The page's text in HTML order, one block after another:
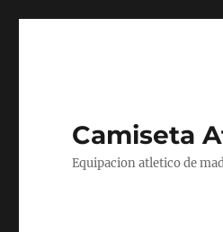
Camiseta
Equipacion atletico de